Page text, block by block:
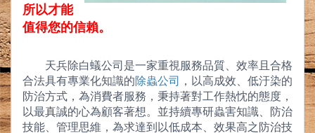
所以才能
值得您的信賴。
天兵除白蟻公司是一家重視服務品質、效率且合格
合法具有專業化知識的除蟲公司
，以高成效、低汙染的
防治方式，為消費者服務，秉持著對工作熱忱的態度，
以最真誠的心為顧客著想。並持續專研蟲害知識、防治
技能、管理思維，為求達到以低成本、效果高之防治技